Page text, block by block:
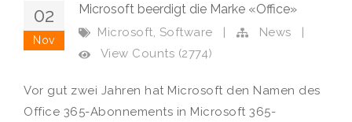
02
Nov
Microsoft beerdigt die Marke «Office»
Microsoft Software | News
|
View Counts (2774)
Vor gut zwei Jahren hat Microsoft den Namen des
Office 365-Abonnements in Microsoft 365-